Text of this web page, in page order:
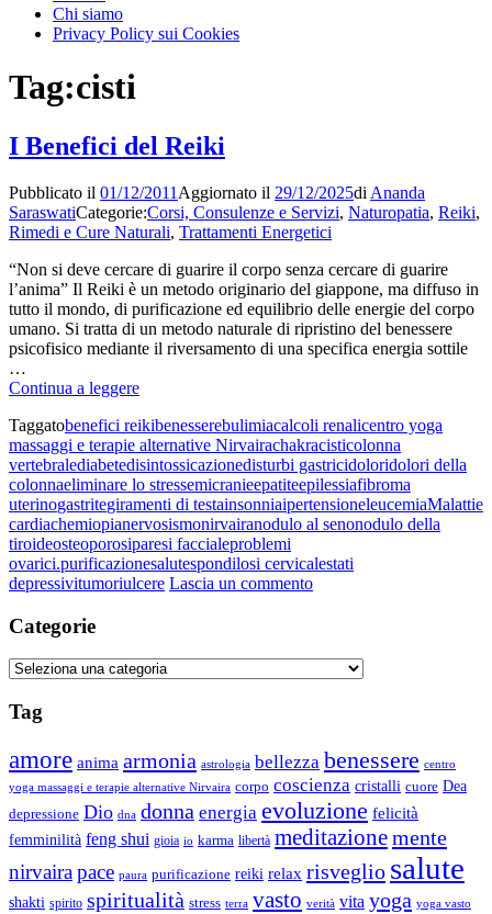
Chi siamo
Privacy Policy sui Cookies
Tag:cisti
I Benefici del Reiki
Pubblicato il 01/12/2011 Aggiornato il 29/12/2025di Ananda
SaraswatiCategorie:Corsi, Consulenze e Servizi, Naturopatia, Reiki,
Rimedi e Cure Naturali, Trattamenti Energetici
“Non si deve cercare di guarire il corpo senza cercare di guarire
l’anima” Il Reiki è un metodo originario del giappone, ma diffuso in
tutto il mondo, di purificazione ed equilibrio delle energie del corpo
umano. Si tratta di un metodo naturale di ripristino del benessere
psicofisico mediante il riversamento di una specifica energia sottile
…
Continua a leggereI
del
Reiki
Taggatobenefici reikibenesserebulimiacalcoli renalicentro yoga
massaggi e terapie alternative Nirvairachakracisticolonna
vertebralediabetedisintossicazionedisturbi gastricidoloridolori della
colonnaeliminare lo stressemicranieepatiteepilessiafibroma
uterinogastritegiramenti di testainsonniaipertensioneleucemiaMalattie
cardiachemiopianervosismonirvairanodulo al senonodulo della
tiroideosteoporosiparesi faccialeproblemi
ovarici.purificazionesalutespondilosi cervicalestati
depressivitumoriulcere Lascia un commentosu
Reiki
Categorie
Categorie
Tag
amore anima armonia astrologia bellezza benessere centro
yoga massaggi e terapie alternative Nirvaira corpo coscienza cristalli cuore Dea
depressione Dio dna donna energia evoluzione felicità
femminilità feng shui gioia io karma libertà meditazionemente
nirvairapace paura purificazione reiki relax risveglio salute
shakti spirito spiritualità stress terra vasto verità vita yoga yoga vasto